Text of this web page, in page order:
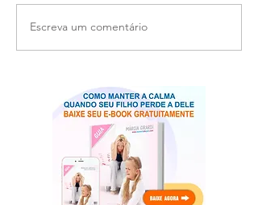
Escreva um comentário